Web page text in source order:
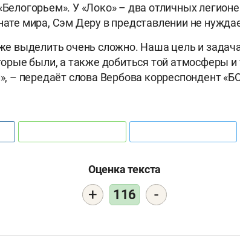
У «Локо» – два отличных
мира, Сэм Деру в представлении не
выделить очень сложно. Наша цель и
были, а также добиться той атмосферы и
– передаёт слова Вербова корреспондент
Оценка текста
+ 116 -